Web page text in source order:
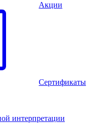
Акции
Сертификаты
интерпретации